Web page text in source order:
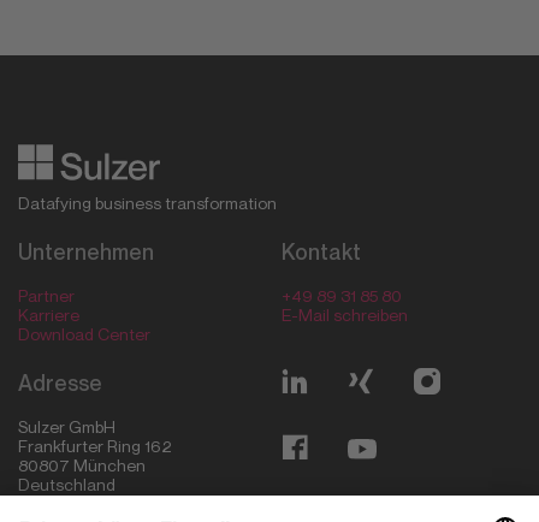
Datafying business transformation
Unternehmen
Partner
Karriere
Download Center
Kontakt
+49 89 31 85 80
E-Mail schreiben
Adresse
Sulzer GmbH
Frankfurter Ring 162
80807 München
Deutschland